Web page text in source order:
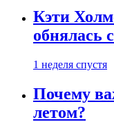
Кэти
обнялась
1 неделя спустя
Почему
летом?